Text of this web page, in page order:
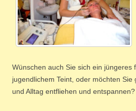
Wünschen auch Sie sich ein jüngeres
jugendlichem Teint, oder möchten
und Alltag entfliehen und entspannen?